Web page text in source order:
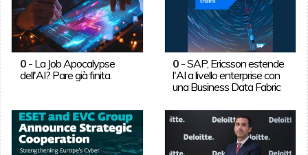
0- La Job Apocalypse
dell'AI? Pare già finita.
0 -SAP, Ericsson estende
l'AI a livello enterprise con
una Business Data Fabric